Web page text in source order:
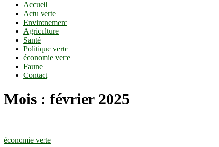
Accueil
Actu verte
Environement
Agriculture
Santé
Politique verte
économie verte
Faune
Contact
Mois : février 2025
économie verte